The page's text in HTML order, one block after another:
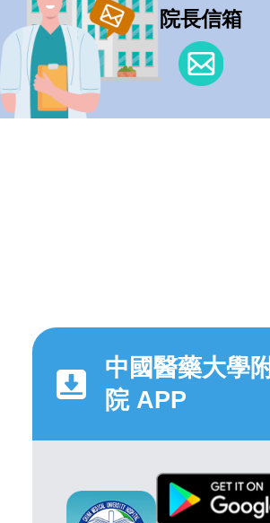
院長信箱
中國醫藥大學
院 APP